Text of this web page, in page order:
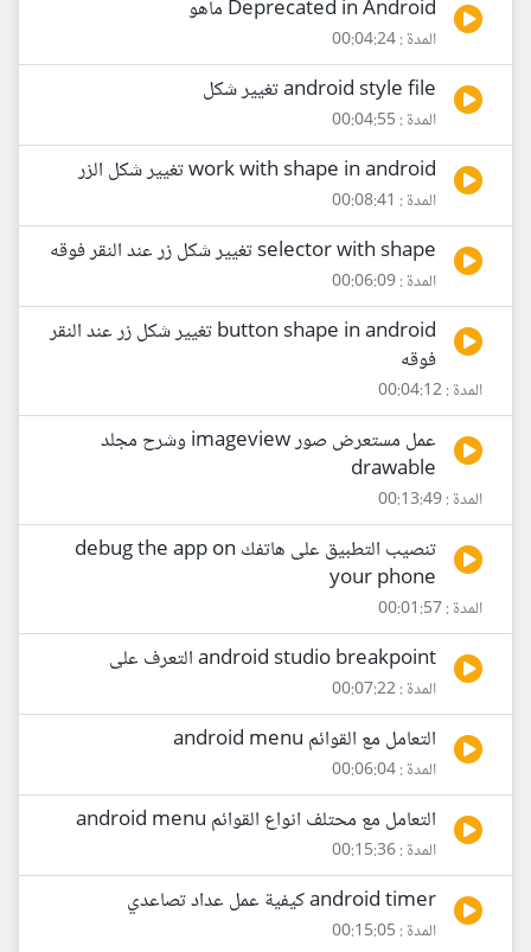
Deprecated in Android ماهو
المدة : 00:04:24
android style file تغيير شكل
المدة : 00:04:55
work with shape in android تغيير شكل الزر
المدة : 00:08:41
selector with shape تغيير شكل زر عند النقر فوقه
المدة : 00:06:09
button shape in android تغيير شكل زر عند النقر
فوقه
المدة : 00:04:12
عمل مستعرض صور imageview وشرح مجلد
drawable
المدة : 00:13:49
تنصيب التطبيق على هاتفك debug the app on
your phone
المدة : 00:01:57
android studio breakpoint التعرف على
المدة : 00:07:22
التعامل مع القوائم android menu
المدة : 00:06:04
التعامل مع محتلف انواع القوائم android menu
المدة : 00:15:36
android timer كيفية عمل عداد تصاعدي
المدة : 00:15:05